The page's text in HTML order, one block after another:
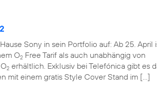
2
Sony in sein Portfolio auf: Ab 25. April
O2 Free Tarif als auch unabhängig von
2 erhältlich. Exklusiv bei Telefónica gibt es
mit einem gratis Style Cover Stand im […]